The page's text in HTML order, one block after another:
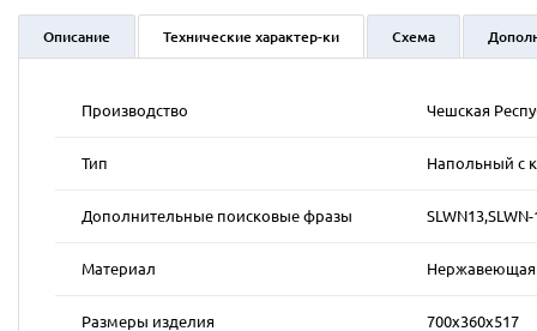
Описание Технические характер-ки Схема
Производство Чешская
Тип Напольный с
Дополнительные поисковые фразы SLWN13,SLWN-
Материал Нержавеющая
Размеры изделия 700х360х517